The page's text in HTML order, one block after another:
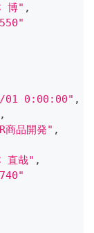
博" ,
01 0:00:00" ,
,
商品開発" ,
直哉" ,